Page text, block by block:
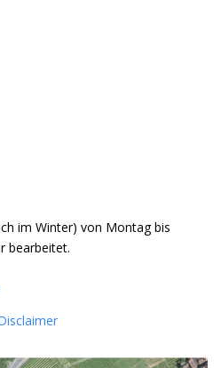
im Winter) von Montag bis
bearbeitet.